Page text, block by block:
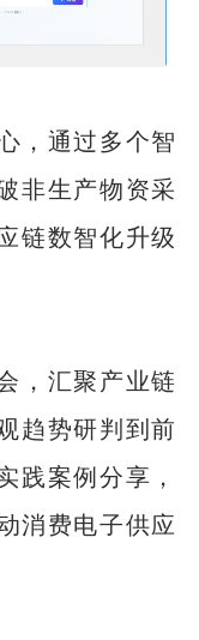
，通过多个智
非生产物资采
链数智化升级
，汇聚产业链
趋势研判到前
践案例分享，
消费电子供应